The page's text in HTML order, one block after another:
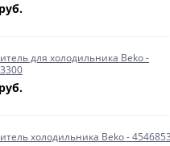
для холодильника Beko -
холодильника Beko -